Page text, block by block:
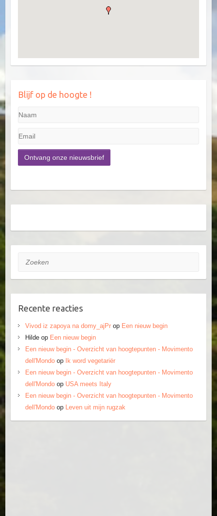
Blijf op de hoogte !
Zoeken
Recente reacties
Vivod iz zapoya na domy_ajProp Een nieuw begin
Hildeop Een nieuw begin
Een nieuw begin - Overzicht van hoogtepunten - Movimento
dell'Mondoop
Ik word vegetariër
Een nieuw begin - Overzicht van hoogtepunten - Movimento
dell'Mondoop USA meets Italy
Een nieuw begin - Overzicht van hoogtepunten - Movimento
dell'Mondoop Leven uit mijn rugzak